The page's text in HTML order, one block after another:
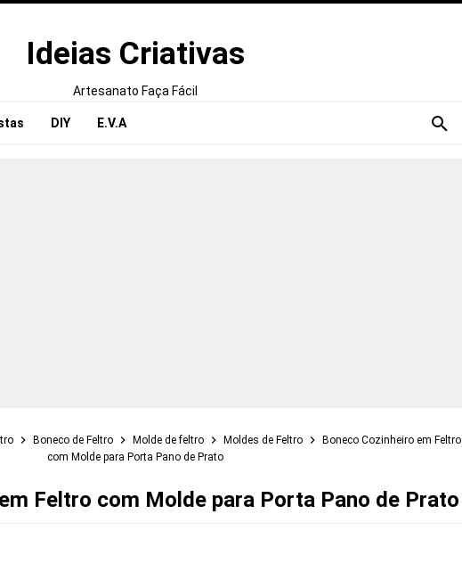
Ideias Criativas
Artesanato Faça Fácil
DIY E.V.A
Boneco de Feltro Molde de feltro Moldes de Feltro
Boneco Cozinheiro em Feltro
com Molde para Porta Pano de Prato
Feltro com Molde para Porta Pano de Prato